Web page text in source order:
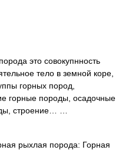
это совокупнность
тело в земной коре,
горных пород,
горные породы, осадочные
строение… …
рыхлая порода: Горная